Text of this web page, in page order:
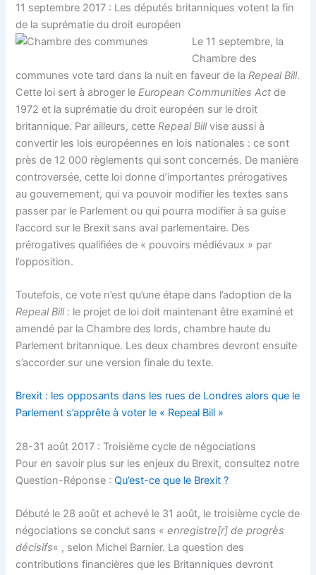
11 septembre 2017 : Les députés britanniques votent la fin
de la suprématie du droit européen
Le 11 septembre, la
Chambre des
communes vote tard dans la nuit en faveur de laRepeal Bill.
Cette loi sert à abroger leEuropean Communities Act de
1972 et la suprématie du droit européen sur le droit
britannique. Par ailleurs, cetteRepeal Billvise aussi à
convertir les lois européennes en lois nationales : ce sont
près de 12 000 règlements qui sont concernés. De manière
controversée, cette loi donne d’importantes prérogatives
au gouvernement, qui va pouvoir modifier les textes sans
passer par le Parlement ou qui pourra modifier à sa guise
l’accord sur le Brexit sans aval parlementaire. Des
prérogatives qualifiées de « pouvoirs médiévaux » par
l’opposition.
Toutefois, ce vote n’est qu’une étape dans l’adoption de la
Repeal Bill: le projet de loi doit maintenant être examiné et
amendé par la Chambre des lords, chambre haute du
Parlement britannique. Les deux chambres devront ensuite
s’accorder sur une version finale du texte.
Brexit : les opposants dans les rues de Londres alors que le
Parlement s’apprête à voter le « Repeal Bill »
28-31 août 2017 : Troisième cycle de négociations
Pour en savoir plus sur les enjeux du Brexit, consultez notre
Question-Réponse :Qu’est-ce que le Brexit ?
Débuté le 28 août et achevé le 31 août, le troisième cycle de
négociations se conclut sans «enregistre[r] de progrès
décisifs« , selon Michel Barnier. La question des
contributions financières que les Britanniques devront